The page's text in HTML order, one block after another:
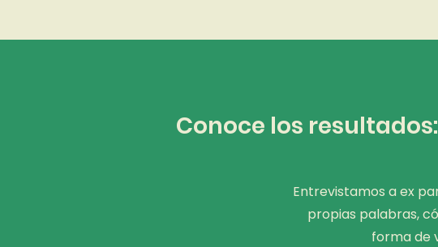
Conoce los
Entrevistamos a ex
propias palabras,
forma de